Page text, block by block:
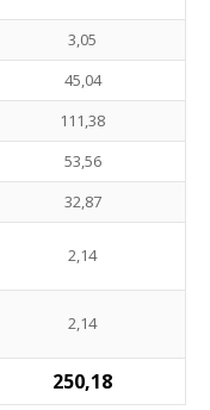
3,05
45,04
111,38
53,56
32,87
2,14
2,14
250,18